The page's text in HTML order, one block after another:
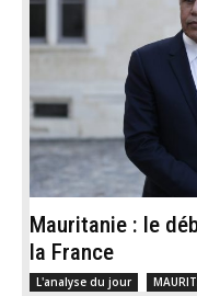
Mauritanie : le
la France
L'analyse du jour